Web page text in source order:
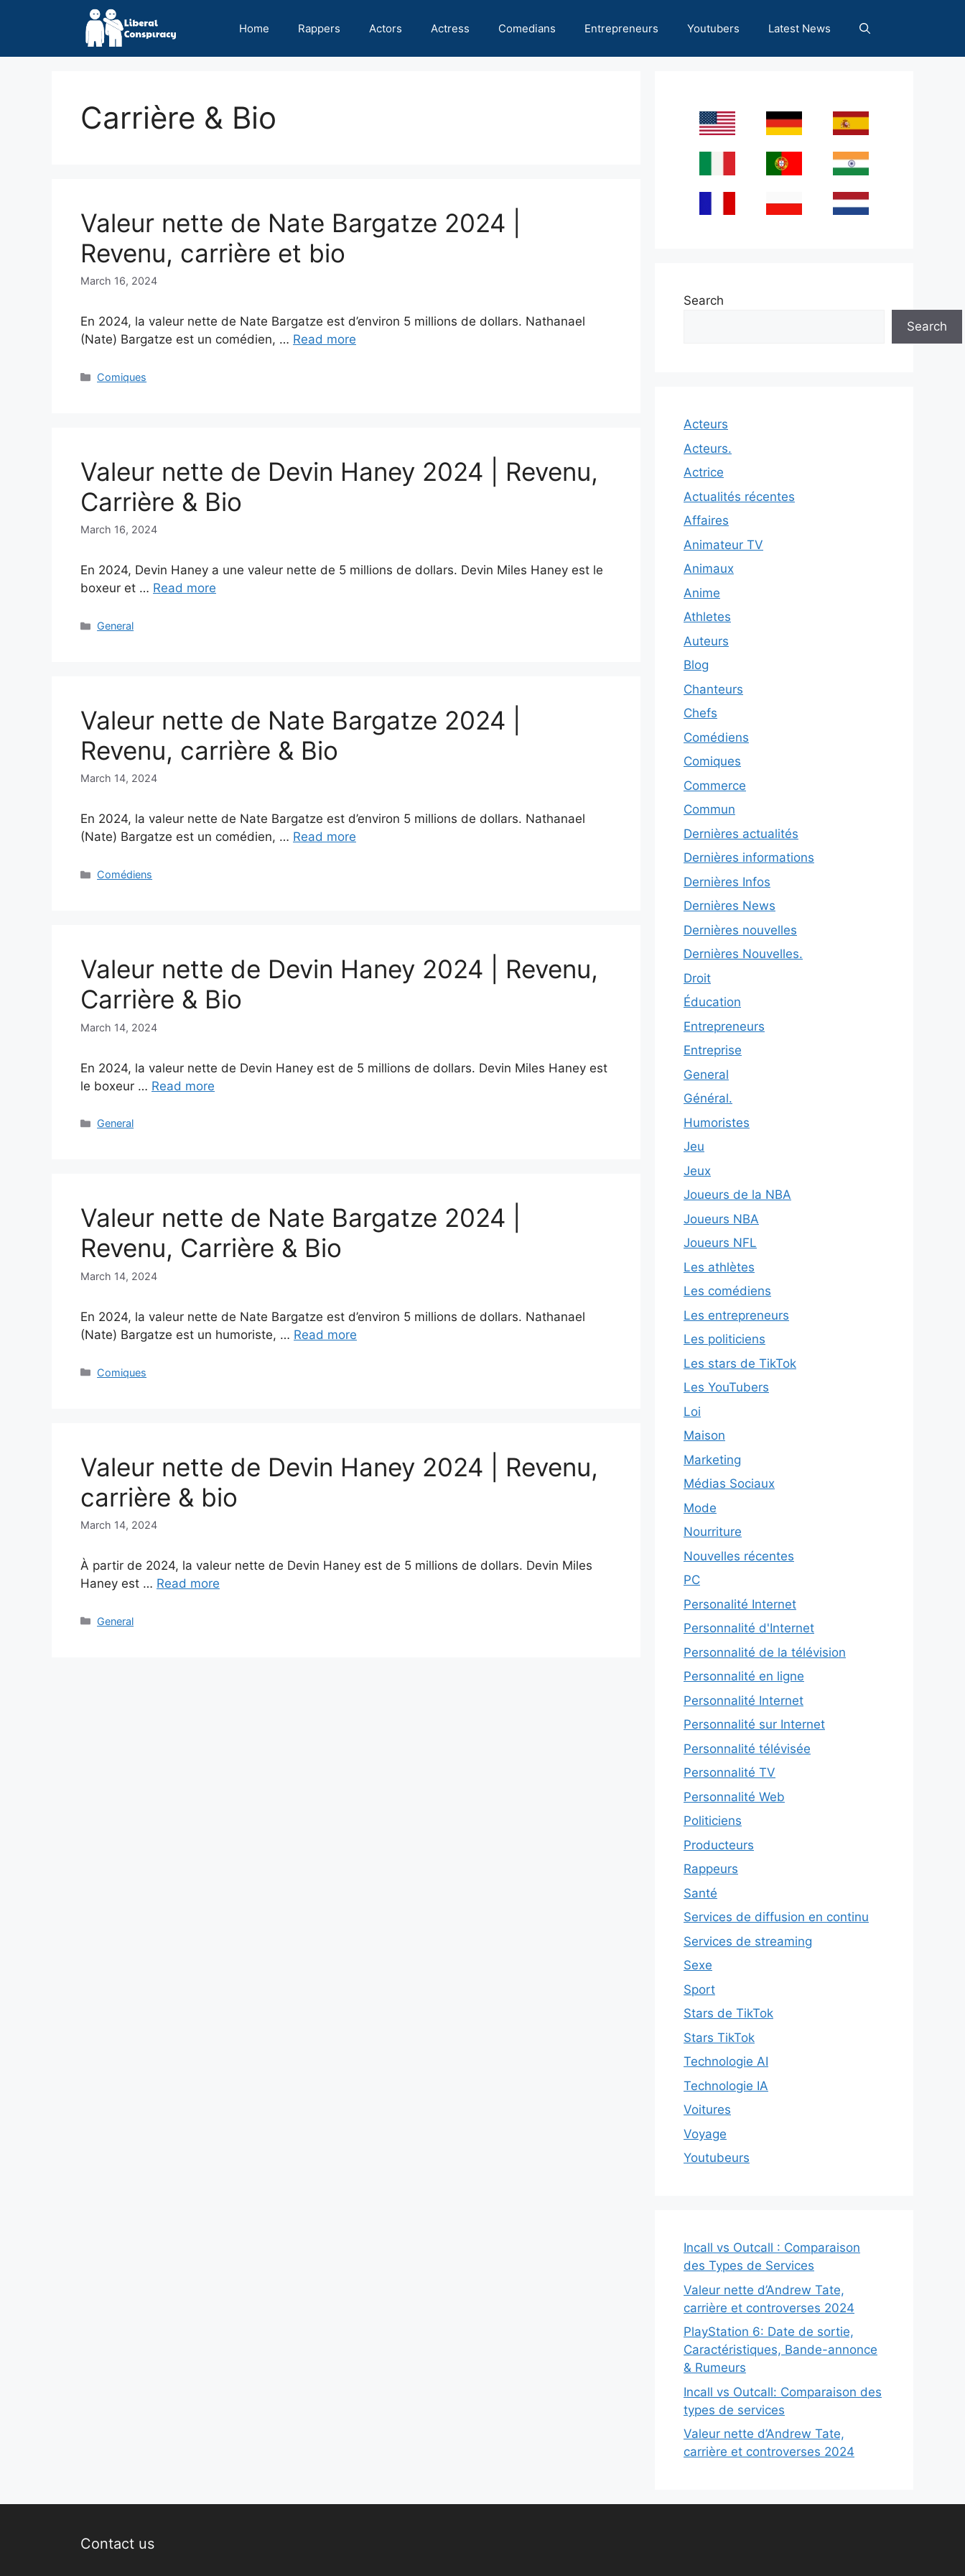
Home Rappers Actors Actress Comedians Entrepreneurs Youtubers Latest News
Carrière & Bio
Valeur nette de Nate Bargatze 2024 |
Revenu, carrière et bio
March 16, 2024
En 2024, la valeur nette de Nate Bargatze est d’environ 5 millions de dollars. Nathanael
(Nate) Bargatze est un comédien, … Read more
Categories
Comiques
Valeur nette de Devin Haney 2024 | Revenu,
Carrière & Bio
March 16, 2024
En 2024, Devin Haney a une valeur nette de 5 millions de dollars. Devin Miles Haney est le
boxeur et … Read more
Categories
General
Valeur nette de Nate Bargatze 2024 |
Revenu, carrière & Bio
March 14, 2024
En 2024, la valeur nette de Nate Bargatze est d’environ 5 millions de dollars. Nathanael
(Nate) Bargatze est un comédien, … Read more
Categories
Comédiens
Valeur nette de Devin Haney 2024 | Revenu,
Carrière & Bio
March 14, 2024
En 2024, la valeur nette de Devin Haney est de 5 millions de dollars. Devin Miles Haney est
le boxeur … Read more
Categories
General
Valeur nette de Nate Bargatze 2024 |
Revenu, Carrière & Bio
March 14, 2024
En 2024, la valeur nette de Nate Bargatze est d’environ 5 millions de dollars. Nathanael
(Nate) Bargatze est un humoriste, … Read more
Categories
Comiques
Valeur nette de Devin Haney 2024 | Revenu,
carrière & bio
March 14, 2024
À partir de 2024, la valeur nette de Devin Haney est de 5 millions de dollars. Devin Miles
Haney est … Read more
Categories
General
Search
Search
Acteurs
Acteurs.
Actrice
Actualités récentes
Affaires
Animateur TV
Animaux
Anime
Athletes
Auteurs
Blog
Chanteurs
Chefs
Comédiens
Comiques
Commerce
Commun
Dernières actualités
Dernières informations
Dernières Infos
Dernières News
Dernières nouvelles
Dernières Nouvelles.
Droit
Éducation
Entrepreneurs
Entreprise
General
Général.
Humoristes
Jeu
Jeux
Joueurs de la NBA
Joueurs NBA
Joueurs NFL
Les athlètes
Les comédiens
Les entrepreneurs
Les politiciens
Les stars de TikTok
Les YouTubers
Loi
Maison
Marketing
Médias Sociaux
Mode
Nourriture
Nouvelles récentes
PC
Personalité Internet
Personnalité d'Internet
Personnalité de la télévision
Personnalité en ligne
Personnalité Internet
Personnalité sur Internet
Personnalité télévisée
Personnalité TV
Personnalité Web
Politiciens
Producteurs
Rappeurs
Santé
Services de diffusion en continu
Services de streaming
Sexe
Sport
Stars de TikTok
Stars TikTok
Technologie AI
Technologie IA
Voitures
Voyage
Youtubeurs
Incall vs Outcall : Comparaison
des Types de Services
Valeur nette d’Andrew Tate,
carrière et controverses 2024
PlayStation 6: Date de sortie,
Caractéristiques, Bande-annonce
& Rumeurs
Incall vs Outcall: Comparaison des
types de services
Valeur nette d’Andrew Tate,
carrière et controverses 2024
Contact us